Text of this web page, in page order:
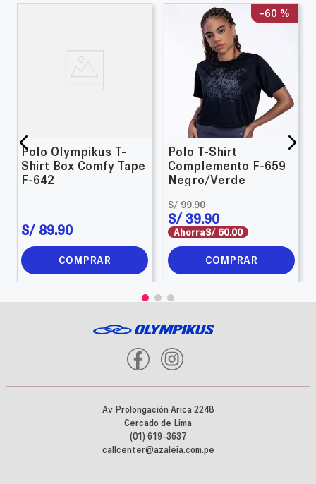
Polo Olympikus T-
Shirt Box Comfy Tape
F-642
S/ 89.90
COMPRAR
-60 %
Polo T-Shirt
Complemento F-659
Negro/Verde
S/ 99.90
S/ 39.90
AhorraS/ 60.00
COMPRAR
Av Prolongación Arica 2248
Cercado de Lima
(01) 619-3637
callcenter@azaleia.com.pe